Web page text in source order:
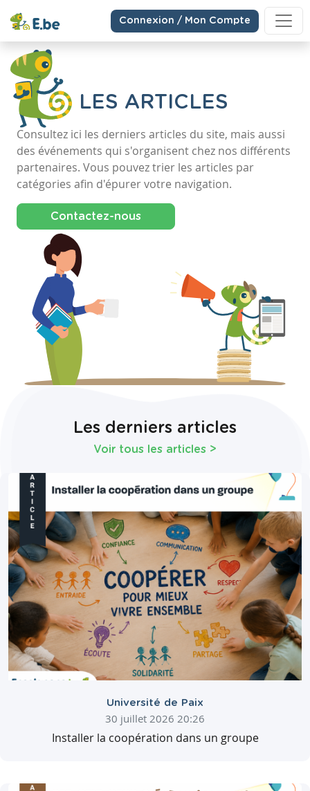
Connexion / Mon Compte
LES ARTICLES
Consultez ici les derniers articles du site, mais aussi
des événements qui s'organisent chez nos différents
partenaires. Vous pouvez trier les articles par
catégories afin d'épurer votre navigation.
Contactez-nous
Les derniers articles
Voir tous les articles >
Université de Paix
30 juillet 2026 20:26
Installer la coopération dans un groupe